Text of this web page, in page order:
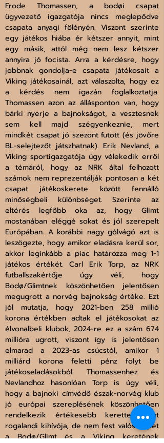
Frode Thomassen, a bodøi csapat
ügyvezető igazgatója nincs meglepődve
csapata anyagi fölényén. Viszont szerinte
egy játékos hiába ér kétszer annyit, mint
egy másik, attól még nem lesz kétszer
annyira jó focista. Arra a kérdésre, hogy
jobbnak gondolja-e csapata játékosait a
Viking játékosainál, azt válaszolta, hogy ez
a kérdés nem igazán foglalkoztatja.
Thomassen azon az állásponton van, hogy
bárki nyerje a bajnokságot, a vesztesnek
sem kell majd szégyenkeznie, mert
mindkét csapat jó szezont futott (és jövőre
BL-selejtezőt játszhatnak). Erik Nevland, a
Viking sportigazgatója úgy vélekedik erről
a témáról, hogy az NRK által felhozott
számok nem reprezentálják pontosan a két
csapat játékoskerete között fennálló
minőségbeli különbséget. Szerinte az
eltérés legfőbb oka az, hogy Glimt
mostanában eléggé sokat és jól szerepelt
Európában. A korábbi nagy gólvágó azt is
leszögezte, hogy amikor eladásra kerül sor,
akkor leginkább a piac határozza meg 1-1
játékos értékét. Carl Erik Torp, az NRK
futballszakértője úgy véli, hogy
Bodø/Glimtnek köszönhetően jelentősen
megugrott a norvég bajnokság értéke. Ezt
jól mutatja, hogy 2021-ben 258 millió
korona értékben adtak el játékosokat az
élvonalbeli klubok, 2024-re ez a szám 674
millióra ugrott, viszont így is jelentősen
elmarad a 2023-as csúcstól, amikor 1
milliárd korona feletti pénz folyt be
játékoseladásokból. Thomassenhez és
Nevlandhoz hasonlóan Torp is úgy véli,
hogy a bajnoki címvédő észak-norvég klub
jó európai szereplésének köszönhetően
rendelkezik értékesebb kerettel, mint
rogalandi kihívója, de nem fest valós képet
a Bodø/Glimt és a Viking keretének